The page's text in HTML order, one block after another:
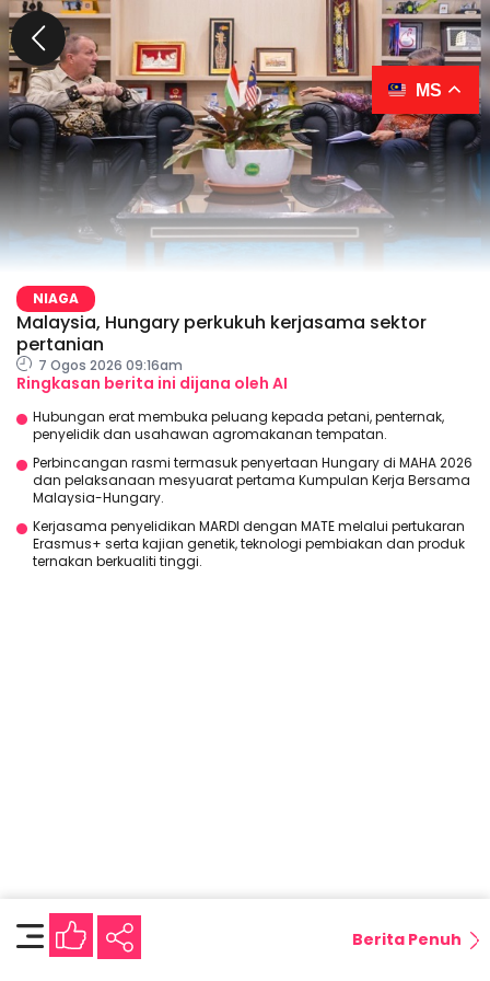
NIAGA
Malaysia, Hungary perkukuh kerjasama sektor
pertanian
7 Ogos 2026 09:16am
Ringkasan berita ini dijana oleh AI
Hubungan erat membuka peluang kepada petani, penternak,
penyelidik dan usahawan agromakanan tempatan.
Perbincangan rasmi termasuk penyertaan Hungary di MAHA 2026
dan pelaksanaan mesyuarat pertama Kumpulan Kerja Bersama
Malaysia-Hungary.
Kerjasama penyelidikan MARDI dengan MATE melalui pertukaran
Erasmus+ serta kajian genetik, teknologi pembiakan dan produk
ternakan berkualiti tinggi.
Berita Penuh
MS